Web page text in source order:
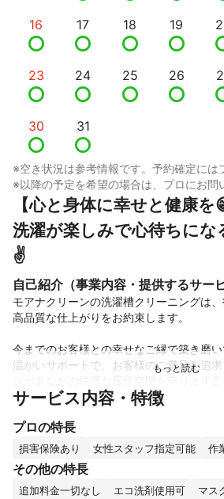
16 17 18 19
23 24 25 26
30 31
※空き状況は参考情報です。予約確定には
※以降の予定を希望の場合は、プロにお問
【心と身体に幸せと健康
洗濯が楽しみで心待ちにな
✌
自己紹介（事業内容・提供するサービ
モアナクリーンの洗濯槽クリーニングは
高品質な仕上がりをお約束します。
今までのお客様との幸せなご縁で築き磨
温かいサポートで、お客様のご満足を追
ります❗️
技術研修では各社メーカーごとの特徴や
解した上で
徹底的に分解と組立の工程を繰り返し講習
その中で磨いてきたクォリティーが弊社に
サービス内容・特徴
プロの特長
損害保険あり 女性スタッフ指定可能 作
その他の特長
追加料金一切なし エコ洗剤使用可
マス